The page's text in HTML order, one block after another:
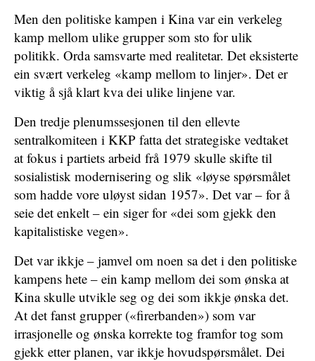
Men den politiske kampen i Kina var ein verkeleg
kamp mellom ulike grupper som sto for ulik
politikk. Orda samsvarte med realitetar. Det eksisterte
ein svært verkeleg «kamp mellom to linjer». Det er
viktig å sjå klart kva dei ulike linjene var.
Den tredje plenumssesjonen til den ellevte
sentralkomiteen i KKP fatta det strategiske vedtaket
at fokus i partiets arbeid frå 1979 skulle skifte til
sosialistisk modernisering og slik «løyse spørsmålet
som hadde vore uløyst sidan 1957». Det var – for å
seie det enkelt – ein siger for «dei som gjekk den
kapitalistiske vegen».
Det var ikkje – jamvel om noen sa det i den politiske
kampens hete – ein kamp mellom dei som ønska at
Kina skulle utvikle seg og dei som ikkje ønska det.
At det fanst grupper («firerbanden») som var
irrasjonelle og ønska korrekte tog framfor tog som
gjekk etter planen, var ikkje hovudspørsmålet. Dei